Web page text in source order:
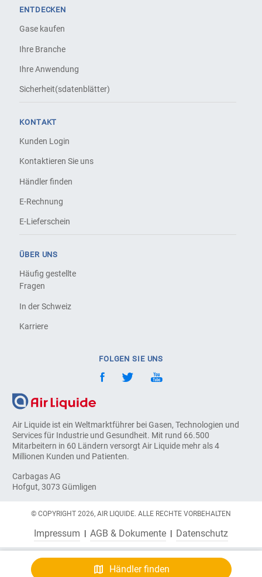
Händler finden
Air Liquide ist ein Weltmarktführer bei Gasen, Technologien und
Services für Industrie und Gesundheit. Mit rund 66.500
Mitarbeitern in 60 Ländern versorgt Air Liquide mehr als 4
Millionen Kunden und Patienten.
Carbagas AG
Hofgut, 3073 Gümligen
ENTDECKEN
Gase kaufen
Ihre Branche
Ihre Anwendung
Sicherheit(sdatenblätter)
KONTAKT
Kunden Login
Kontaktieren Sie uns
Händler finden
E-Rechnung
E-Lieferschein
ÜBER UNS
Häufig gestellte
Fragen
In der Schweiz
Karriere
FOLGEN SIE UNS
© COPYRIGHT 2026, AIR LIQUIDE. ALLE RECHTE VORBEHALTEN
Impressum AGB & Dokumente Datenschutz